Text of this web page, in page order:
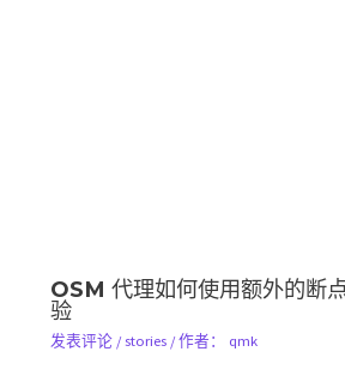
OSM 代理如何使用额外的断
验
发表评论 /stories/ 作者： qmk